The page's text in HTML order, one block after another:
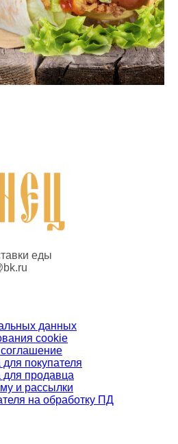
еды
данных
cookie
соглашение
покупателя
продавца
и рассылки
на обработку ПД